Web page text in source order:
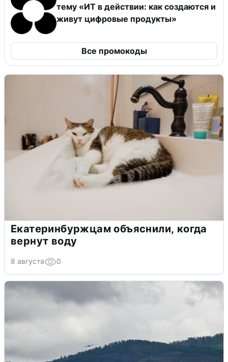
тему «ИТ в действии: как создаются и
живут цифровые продукты»
Все промокоды
Екатеринбуржцам объяснили, когда
вернут воду
8 августа 0